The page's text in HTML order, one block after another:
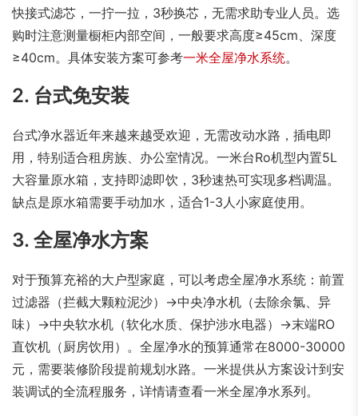
快接式滤芯，一拧一拉，3秒换芯，无需求助专业人员。选
购时注意测量橱柜内部空间，一般要求高度≥45cm、深度
≥40cm。具体安装方案可参考一米全屋净水系统。
2. 台式免安装
台式净水器近年来越来越受欢迎，无需改动水路，插电即
用，特别适合租房族、办公室情况。一米台Ro机型内置5L
大容量原水箱，支持即滤即饮，3秒速热可实现多档调温。
缺点是原水箱需要手动加水，适合1-3人小家庭使用。
3. 全屋净水方案
对于预算充裕的大户型家庭，可以考虑全屋净水系统：前置
过滤器（拦截大颗粒泥沙）→中央净水机（去除余氯、异
味）→中央软水机（软化水质、保护涉水电器）→末端RO
直饮机（厨房饮用）。全屋净水的预算通常在8000-30000
元，需要装修阶段提前规划水路。一米提供从方案设计到安
装调试的全流程服务，详情请查看一米全屋净水系列。